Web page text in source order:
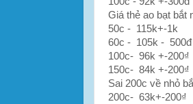
Giá thẻ ao bạt bắt
50c - 115k+-1k
60c - 105k - 500đ
100c- 96k +-200₫
150c- 84k +-200₫
Sai 200c về nhỏ
200c- 63k+-200₫